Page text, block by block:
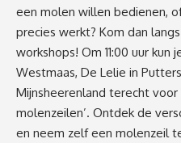
een molen willen bedienen,
precies werkt? Kom dan
workshops! Om 11:00 uur kun
Westmaas, De Lelie in
Mijnsheerenland terecht
molenzeilen’. Ontdek de
en neem zelf een molenzeil